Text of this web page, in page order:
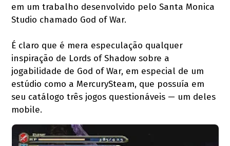
em um trabalho desenvolvido pelo Santa Monica
Studio chamado God of War.
É claro que é mera especulação qualquer
inspiração de Lords of Shadow sobre a
jogabilidade de God of War, em especial de um
estúdio como a MercurySteam, que possuía em
seu catálogo três jogos questionáveis — um deles
mobile.